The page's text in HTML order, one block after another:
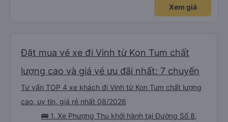
Xem giá
Đặt mua vé xe đi Vinh từ Kon Tum chất
lượng cao và giá vé ưu đãi nhất: 7 chuyến
Tư vấn TOP 4 xe khách đi Vinh từ Kon Tum chất lượng
cao, uy tín, giá rẻ nhất 08/2026
🚌 1. Xe Phượng Thu khởi hành tại Đường Số 8,